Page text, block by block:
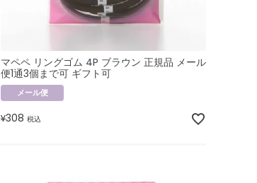
マペペ リングゴム 4P ブラウン 正規品 メール
便1通3個まで可 ギフト可
メール便
¥308 税込